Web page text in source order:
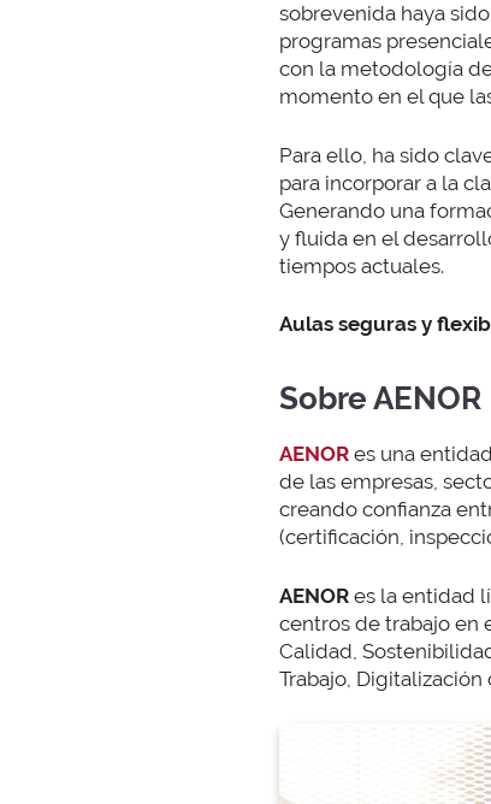
sobrevenida haya
programas
con la metodología
momento en el que
Para ello, ha sido
para incorporar a la
Generando una
y fluida en el
tiempos actuales.
Aulas seguras y
Sobre AENOR
AENOR es una
de las empresas,
creando confianza
(certificación,
AENOR es la entidad
centros de trabajo en
Calidad,
Trabajo, Digitalización